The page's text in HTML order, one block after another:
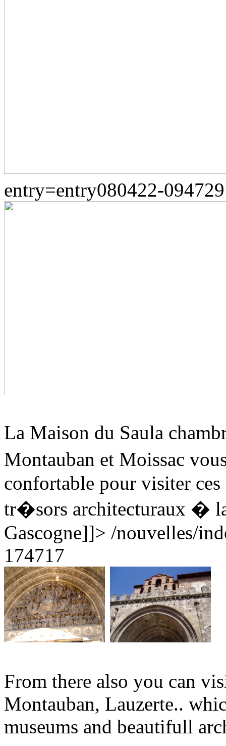
entry=entry080422-094729
La Maison du Saula
Montauban et Moissac
confortable pour visiter
tr�sors architecturaux �
Gascogne]]> /nouvelles/
174717
From there also you can
Montauban, Lauzerte..
museums and beautifull